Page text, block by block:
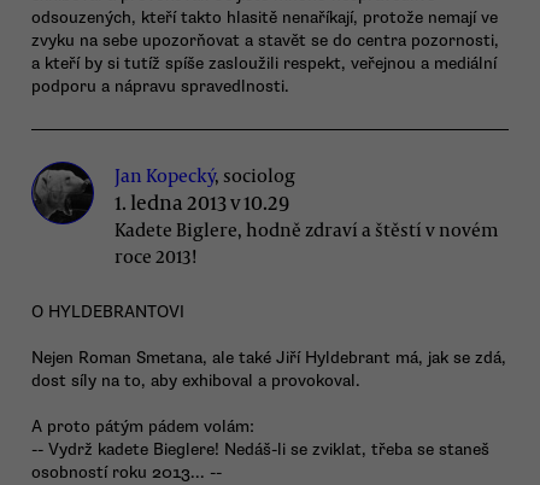
odsouzených, kteří takto hlasitě nenaříkají, protože nemají ve
zvyku na sebe upozorňovat a stavět se do centra pozornosti,
a kteří by si tutíž spíše zasloužili respekt, veřejnou a mediální
podporu a nápravu spravedlnosti.
Jan Kopecký, sociolog
1. ledna 2013 v 10.29
Kadete Biglere, hodně zdraví a štěstí v novém
roce 2013!
O HYLDEBRANTOVI
Nejen Roman Smetana, ale také Jiří Hyldebrant má, jak se zdá,
dost síly na to, aby exhiboval a provokoval.
A proto pátým pádem volám:
-- Vydrž kadete Bieglere! Nedáš-li se zviklat, třeba se staneš
osobností roku 2013... --